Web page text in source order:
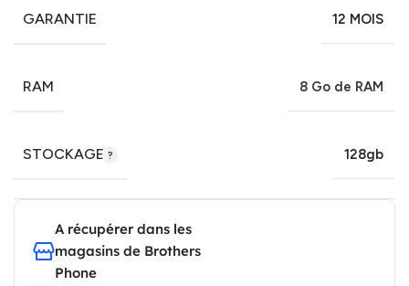
GARANTIE 12 MOIS
RAM 8 Go de RAM
STOCKAGE 128gb
A récupérer dans les
magasins de Brothers
Phone